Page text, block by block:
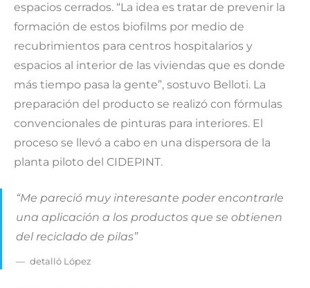
espacios cerrados. “La idea es tratar de prevenir la
formación de estos biofilms por medio de
recubrimientos para centros hospitalarios y
espacios al interior de las viviendas que es donde
más tiempo pasa la gente”, sostuvo Belloti. La
preparación del producto se realizó con fórmulas
convencionales de pinturas para interiores. El
proceso se llevó a cabo en una dispersora de la
planta piloto del CIDEPINT.
“Me pareció muy interesante poder encontrarle
una aplicación a los productos que se obtienen
del reciclado de pilas”
detalló López